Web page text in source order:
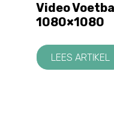
Video
1080×1080
LEES ARTIKEL